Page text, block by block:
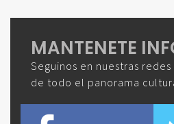
MANTENETE
Seguinos en nuestras
de todo el panorama